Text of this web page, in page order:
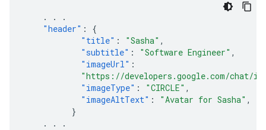
. .
.
"header" :
{
"title" : "Sasha" ,
"subtitle" : "Software Engineer" ,
"imageUrl" :
"https://developers.google.com/chat/
"imageType" : "CIRCLE" ,
"imageAltText" : "Avatar for Sasha" ,
}
.
. .